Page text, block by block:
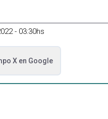
- 03:30hs
Xen Google